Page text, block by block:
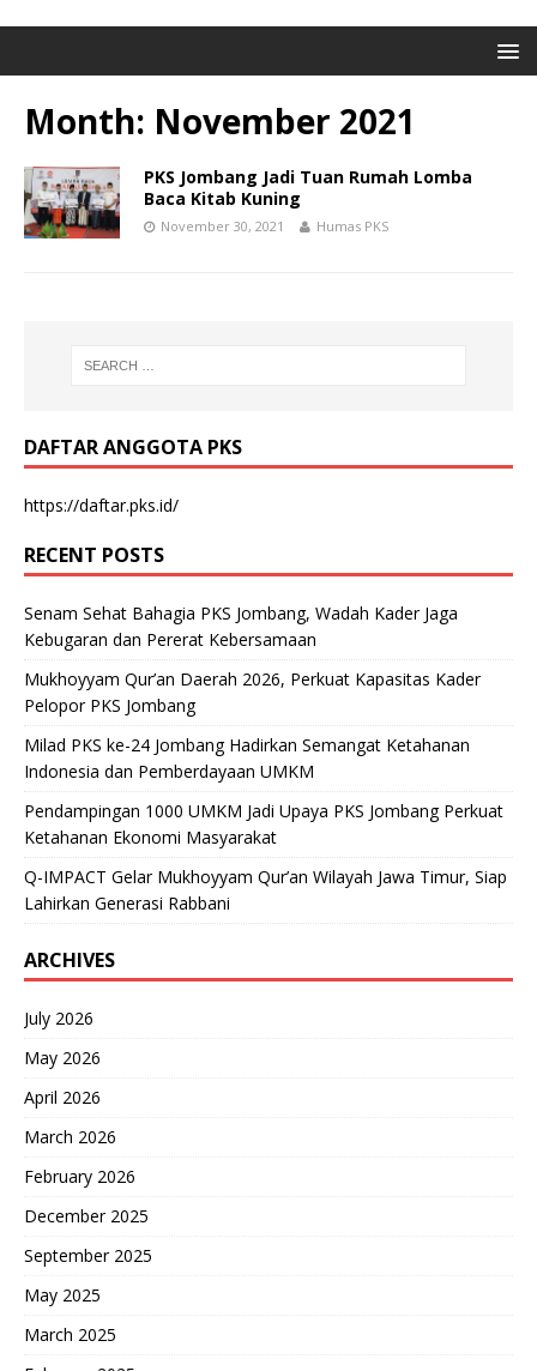
Month: November 2021
PKS Jombang Jadi Tuan Rumah Lomba
Baca Kitab Kuning
November 30, 2021 Humas PKS
DAFTAR ANGGOTA PKS
https://daftar.pks.id/
RECENT POSTS
Senam Sehat Bahagia PKS Jombang, Wadah Kader Jaga
Kebugaran dan Pererat Kebersamaan
Mukhoyyam Qur’an Daerah 2026, Perkuat Kapasitas Kader
Pelopor PKS Jombang
Milad PKS ke-24 Jombang Hadirkan Semangat Ketahanan
Indonesia dan Pemberdayaan UMKM
Pendampingan 1000 UMKM Jadi Upaya PKS Jombang Perkuat
Ketahanan Ekonomi Masyarakat
Q-IMPACT Gelar Mukhoyyam Qur’an Wilayah Jawa Timur, Siap
Lahirkan Generasi Rabbani
ARCHIVES
July 2026
May 2026
April 2026
March 2026
February 2026
December 2025
September 2025
May 2025
March 2025